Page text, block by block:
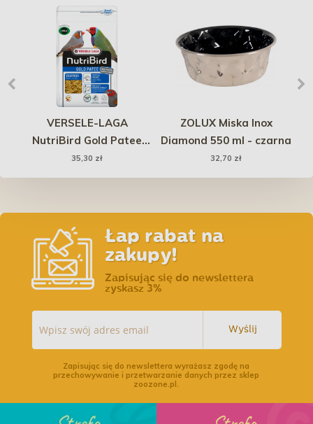
VERSELE-LAGA
NutriBird Gold Patee
Tropical Finches -
pokarm jajeczny dla
1kg
35,30 zł
ZOLUX Miska Inox
Diamond 550 ml - czarna
32,70 zł
Łap rabat na
zakupy!
Zapisując się do newslettera
zyskasz 3%
Wyślij
Zapisując się do newslettera wyrażasz zgodę na
przechowywanie i przetwarzanie danych przez sklep
zoozone.pl.